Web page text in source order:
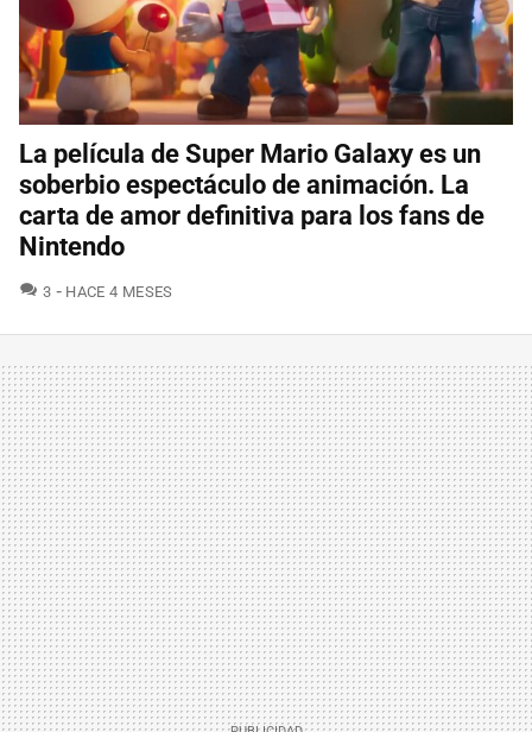
La película de Super Mario Galaxy es un
soberbio espectáculo de animación. La
carta de amor definitiva para los fans de
Nintendo
3 COMENTARIOS
HACE 4 MESES